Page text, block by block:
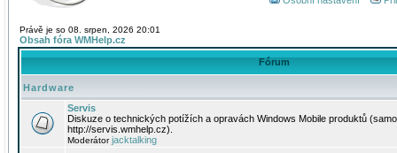
Právě je so 08. srpen, 2026 20:01
Obsah fóra WMHelp.cz
Fórum
Hardware
Servis
Diskuze o technických potížích a opravách Windows Mobile produktů
http://servis.wmhelp.cz).
Moderátorjacktalking